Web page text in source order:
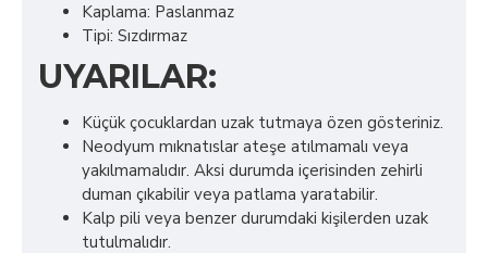
Kaplama: Paslanmaz
Tipi: Sızdırmaz
UYARILAR:
Küçük çocuklardan uzak tutmaya özen gösteriniz.
Neodyum mıknatıslar ateşe atılmamalı veya
yakılmamalıdır. Aksi durumda içerisinden zehirli
duman çıkabilir veya patlama yaratabilir.
Kalp pili veya benzer durumdaki kişilerden uzak
tutulmalıdır.